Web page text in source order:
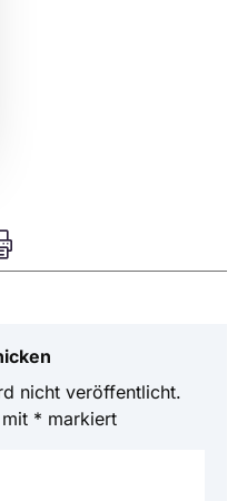
nicht veröffentlicht.
* markiert